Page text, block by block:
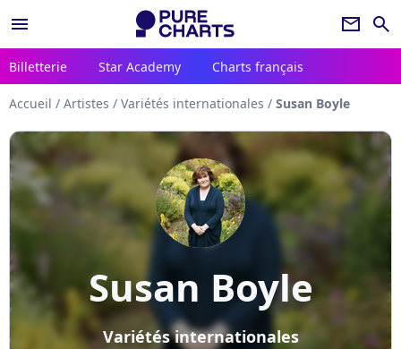
menu newsletter search
Billetterie Star Academy Charts français
Accueil / Artistes / Variétés internationales / Susan Boyle
Susan Boyle
Variétés internationales